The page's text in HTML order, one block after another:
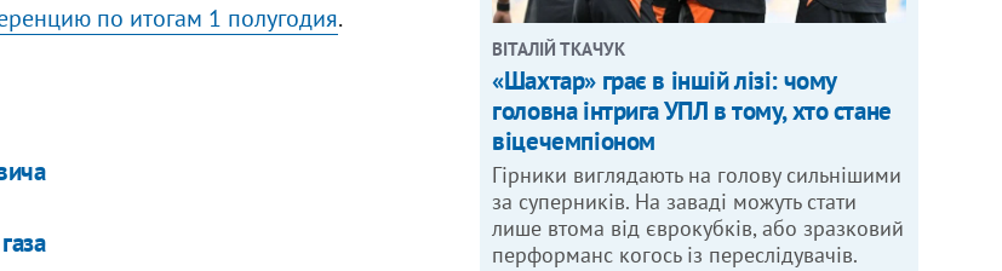
по итогам 1 полугодия.
ВІТАЛІЙ ТКАЧУК
«Шахтар» грає в іншій лізі: чому
головна інтрига УПЛ в тому, хто стане
віцечемпіоном
Гірники виглядають на голову сильнішими
за суперників. На заваді можуть стати
лише втома від єврокубків, або зразковий
перформанс когось із переслідувачів.